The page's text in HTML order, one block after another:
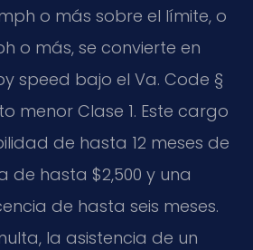
o más sobre el límite, o
o más, se convierte en
speed bajo el Va. Code §
menor Clase 1. Este cargo
de hasta 12 meses de
de hasta $2,500 y una
de hasta seis meses.
la asistencia de un